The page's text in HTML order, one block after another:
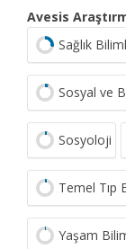
Avesis
Sağlık
Sosyal ve
Sosyoloji
Temel Tıp
Yaşam